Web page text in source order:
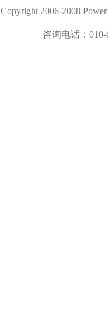
Copyright 2006-2008
咨询电话：